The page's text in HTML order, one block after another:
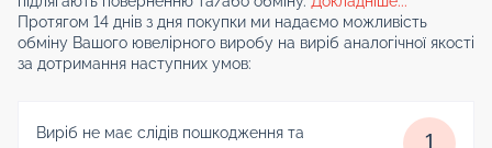
Протягом 14 днів з дня покупки ми надаємо можливість
обміну Вашого ювелірного виробу на виріб аналогічної якості
за дотримання наступних умов:
Виріб не має слідів пошкодження та